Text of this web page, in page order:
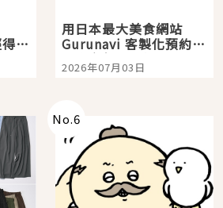
起
用日本最大美食網站
Gurunavi 客製化預約九
大都市餐廳，打造專屬
美食體驗！
2026年07月03日
No.6